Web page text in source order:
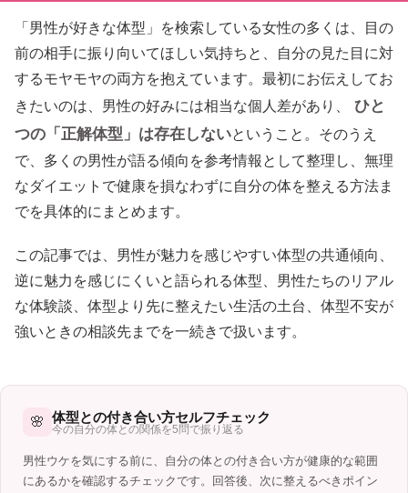
「男性が好きな体型」を検索している女性の多くは、目の
前の相手に振り向いてほしい気持ちと、自分の見た目に対
するモヤモヤの両方を抱えています。最初にお伝えしてお
きたいのは、男性の好みには相当な個人差があり、
ひと
つの「正解体型」は存在しないということ。そのうえ
で、多くの男性が語る傾向を参考情報として整理し、無理
なダイエットで健康を損なわずに自分の体を整える方法ま
でを具体的にまとめます。
この記事では、男性が魅力を感じやすい体型の共通傾向、
逆に魅力を感じにくいと語られる体型、男性たちのリアル
な体験談、体型より先に整えたい生活の土台、体型不安が
強いときの相談先までを一続きで扱います。
🌸 体型との付き合い方セルフチェック
今の自分の体との関係を5問で振り返る
男性ウケを気にする前に、自分の体との付き合い方が健康的な範囲
にあるかを確認するチェックです。回答後、次に整えるべきポイン